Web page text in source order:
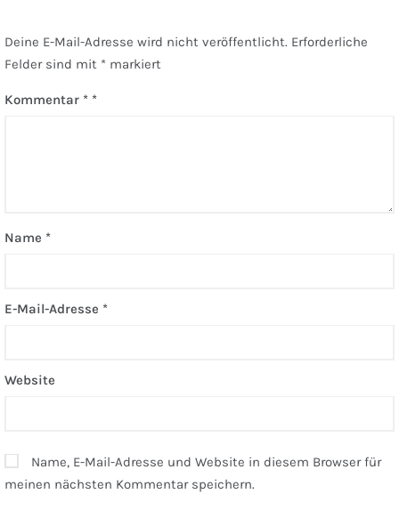
Deine E-Mail-Adresse wird nicht veröffentlicht. Erforderliche
Felder sind mit * markiert
Kommentar *
Name *
E-Mail-Adresse *
Website
Name, E-Mail-Adresse und Website in diesem Browser für
meinen nächsten Kommentar speichern.